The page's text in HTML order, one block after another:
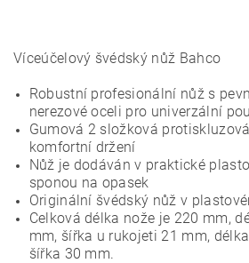
Víceúčelový švédský nůž Bahco
Robustní profesionální nůž s
nerezové oceli pro univerzální
Gumová 2 složková
komfortní držení
Nůž je dodáván v praktické
sponou na opasek
Originální švédský nůž v
Celková délka nože je 220 mm,
mm, šířka u rukojeti 21 mm,
šířka 30 mm.